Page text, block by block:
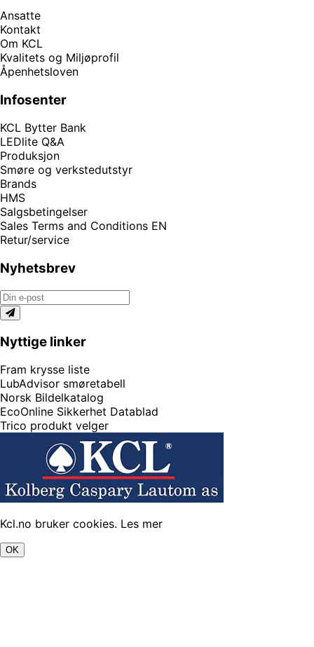
Ansatte
Kontakt
Om KCL
Kvalitets og Miljøprofil
Åpenhetsloven
Infosenter
KCL Bytter Bank
LEDlite Q&A
Produksjon
Smøre og verkstedutstyr
Brands
HMS
Salgsbetingelser
Sales Terms and Conditions EN
Retur/service
Nyhetsbrev
Nyttige linker
Fram krysse liste
LubAdvisor smøretabell
Norsk Bildelkatalog
EcoOnline Sikkerhet Datablad
Trico produkt velger
Kcl.no bruker cookies. Les mer
OK